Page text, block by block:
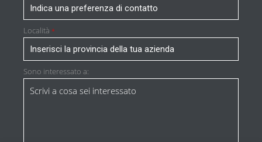
Località *
Sono interessato a: